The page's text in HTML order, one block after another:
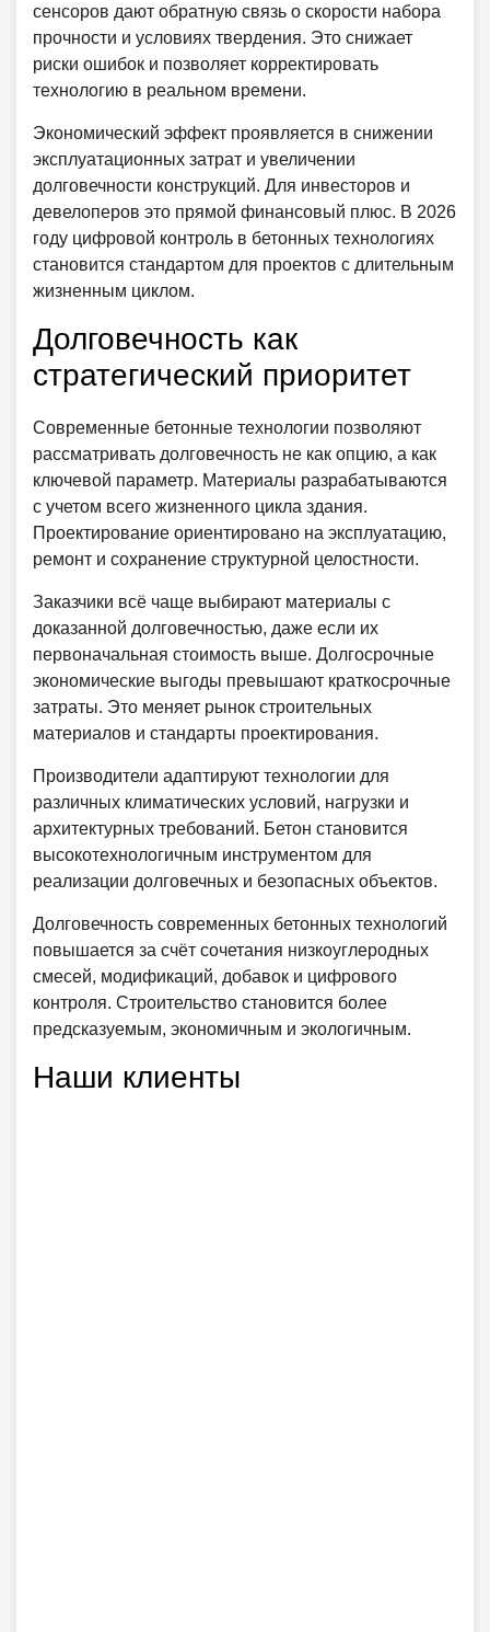
сенсоров дают обратную связь о скорости набора
прочности и условиях твердения. Это снижает
риски ошибок и позволяет корректировать
технологию в реальном времени.
Экономический эффект проявляется в снижении
эксплуатационных затрат и увеличении
долговечности конструкций. Для инвесторов и
девелоперов это прямой финансовый плюс. В 2026
году цифровой контроль в бетонных технологиях
становится стандартом для проектов с длительным
жизненным циклом.
Долговечность как
стратегический приоритет
Современные бетонные технологии позволяют
рассматривать долговечность не как опцию, а как
ключевой параметр. Материалы разрабатываются
с учетом всего жизненного цикла здания.
Проектирование ориентировано на эксплуатацию,
ремонт и сохранение структурной целостности.
Заказчики всё чаще выбирают материалы с
доказанной долговечностью, даже если их
первоначальная стоимость выше. Долгосрочные
экономические выгоды превышают краткосрочные
затраты. Это меняет рынок строительных
материалов и стандарты проектирования.
Производители адаптируют технологии для
различных климатических условий, нагрузки и
архитектурных требований. Бетон становится
высокотехнологичным инструментом для
реализации долговечных и безопасных объектов.
Долговечность современных бетонных технологий
повышается за счёт сочетания низкоуглеродных
смесей, модификаций, добавок и цифрового
контроля. Строительство становится более
предсказуемым, экономичным и экологичным.
Наши клиенты